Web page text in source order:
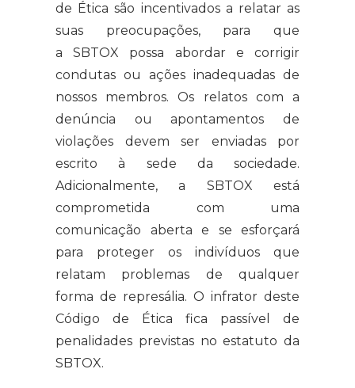
de Ética são incentivados a relatar as
suas preocupações, para que
a SBTOX possa abordar e corrigir
condutas ou ações inadequadas de
nossos membros. Os relatos com a
denúncia ou apontamentos de
violações devem ser enviadas por
escrito à sede da sociedade.
Adicionalmente, a SBTOX está
comprometida com uma
comunicação aberta e se esforçará
para proteger os indivíduos que
relatam problemas de qualquer
forma de represália. O infrator deste
Código de Ética fica passível de
penalidades previstas no estatuto da
SBTOX.